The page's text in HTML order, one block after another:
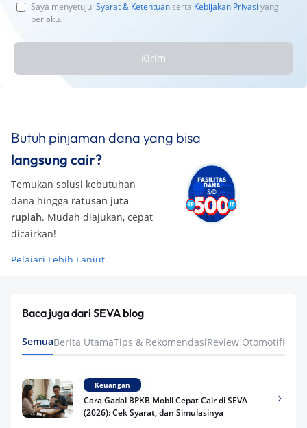
Saya menyetujui Syarat & Ketentuanserta Kebijakan Privasi yang
berlaku.
Kirim
Butuh pinjaman dana yang bisa
langsung cair?
Temukan solusi kebutuhan
dana hingga ratusan juta
rupiah. Mudah diajukan, cepat
dicairkan!
Pelajari Lebih Lanjut
Baca juga dari SEVA blog
SemuaBerita UtamaTips & RekomendasiReview Otomotif
Keuangan
Cara Gadai BPKB Mobil Cepat Cair di SEVA
(2026): Cek Syarat, dan Simulasinya